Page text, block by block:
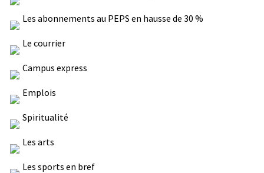
Les abonnements au PEPS en hausse de 30 %
Le courrier
Campus express
Emplois
Spiritualité
Les arts
Les sports en bref